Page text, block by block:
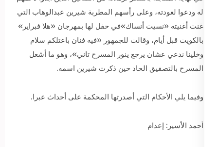
له ودعوا لعودته، وعلى رأسهم المطربة شيرين عبدالوهاب التي
غنت أغنيته «نسيت أنساك»في حفل لها بمهرجان «هلا فبراير»
بالكويت قبل أيام، وقالت للجمهور «فيه فنان باعتلكم سلام
وخلينا ندعي عشان يرجع ينور المسرح تاني»، وهو ما أشعل
المسرح بالتصفيق الحاد حين ذكرت شيرين اسمه.
وفيما يلي الأحكام التي أصدرتها المحكمة على أحداث عبرا.
أحمد الأسير: إعدام